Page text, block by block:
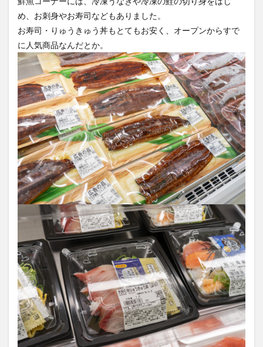
め、お刺身やお寿司などもありました。
お寿司・りゅうきゅう丼もとてもお安く、オープンからすで
に人気商品なんだとか。